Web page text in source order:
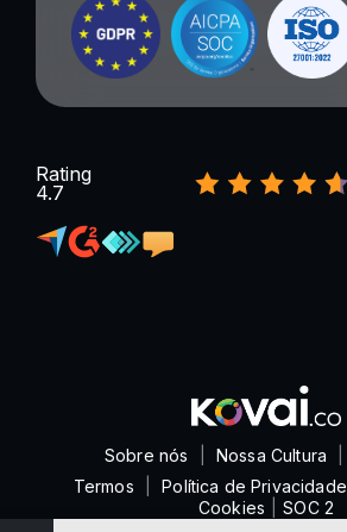
Rating
4.7
Sobre nós Nossa Cultura
Termos
Política de Privacidade
Cookies
SOC 2